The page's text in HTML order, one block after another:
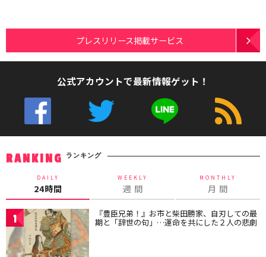
プレスリリース掲載サービス
公式アカウントで最新情報ゲット！
RANKING ランキング
DAILY
24時間
WEEKLY
週 間
MONTHLY
月 間
1 『豊臣兄弟！』お市と柴田勝家、自刃しての最
期と「辞世の句」…運命を共にした２人の悲劇